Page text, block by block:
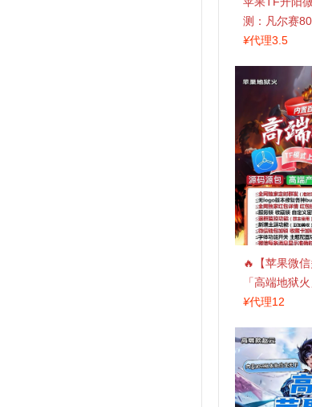
测：凡尔赛
TestFlight稳
¥代理3.5
🔥【苹果微信
「高端地狱
+斗战神8073
¥代理12